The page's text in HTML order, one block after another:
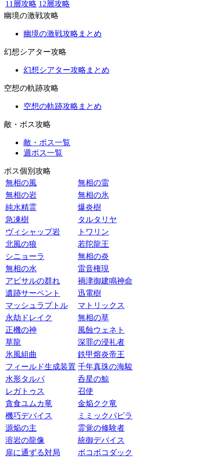
11層攻略 12層攻略
幽境の激戦攻略
幽境の激戦攻略まとめ
幻想シアター攻略
幻想シアター攻略まとめ
空想の軌跡攻略
空想の軌跡攻略まとめ
敵・ボス攻略
敵・ボス一覧
週ボス一覧
ボス個別攻略
無相の風
無相の雷
無相の岩
無相の氷
純水精霊
爆炎樹
急凍樹
タルタリヤ
ヴィシャップ岩
トワリン
北風の狼
若陀龍王
シニョーラ
無相の炎
無相の水
雷音権現
アビサルの群れ
禍津御建鳴神命
遺跡サーペント
迅電樹
マッシュラプトル
マトリックス
永劫ドレイク
無相の草
正機の神
風蝕ウェネト
草龍
深罪の浸礼者
氷風組曲
鉄甲熔炎帝王
フィールド生成装置 千年真珠の海駿
水形タルパ
呑星の鯨
レガトゥス
召使
貪食ユムカ竜
金焔クク竜
機巧デバイス
ミミックパピラ
源焔の主
霊覚の修験者
溶岩の龍像
統御デバイス
扉に通ずる対局
ボコボコダック